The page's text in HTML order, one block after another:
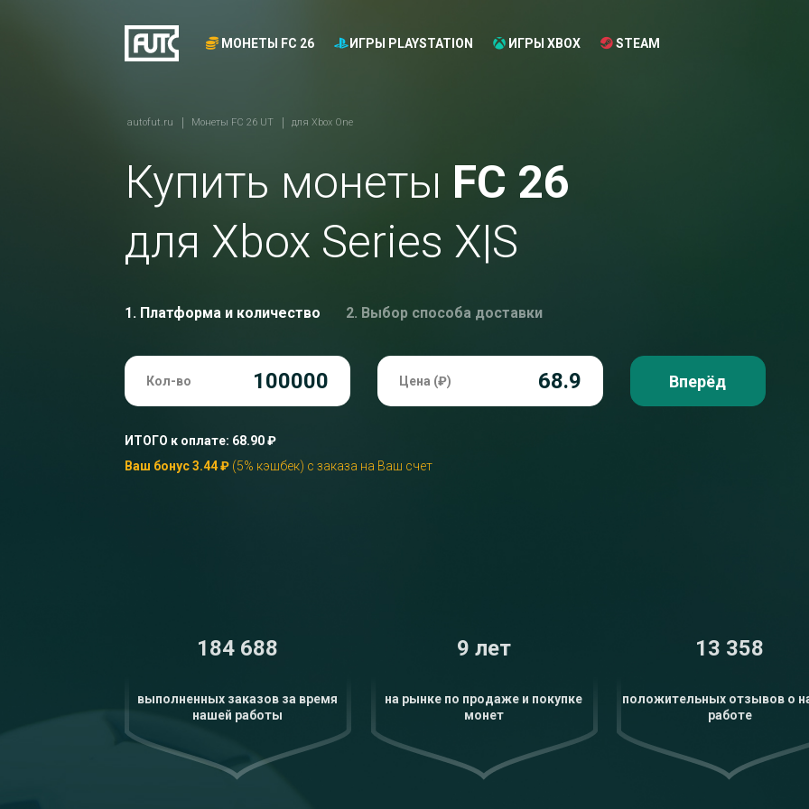
МОНЕТЫ FC 26 ИГРЫ PLAYSTATION ИГРЫ XBOX STEAM
autofut.ru Монеты FC 26 UT для Xbox One
Купить монеты FC 26
для Xbox Series X|S
1. Платформа и количество 2. Выбор способа доставки
Кол-во Цена (₽) Вперёд
ИТОГО к оплате: 68.90₽
Ваш бонус 3.44₽ (5% кэшбек) с заказа на Ваш счет
Выбрать этот способ
184 688
выполненных заказов за время
нашей работы
9 лет
на рынке по продаже и покупке
монет
13 358
положительных отзывов о
работе